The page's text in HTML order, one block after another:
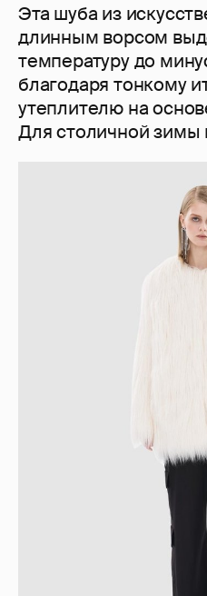
Эта шуба из
длинным ворсом
температуру до
благодаря тонкому
утеплителю на
Для столичной зимы